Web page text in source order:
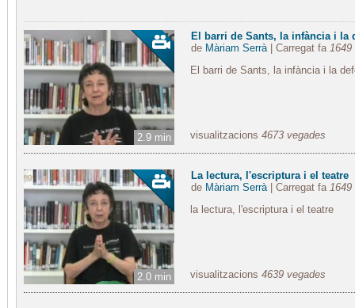
2.9 min
El barri de Sants, la infància i la
de Màriam Serrà| Carregat fa 1649
El barri de Sants, la infància i la
visualitzacions 4673 vegades
2.0 min
La lectura, l'escriptura i el teatre
de Màriam Serrà| Carregat fa 1649
la lectura, l'escriptura i el teatre
visualitzacions 4639 vegades